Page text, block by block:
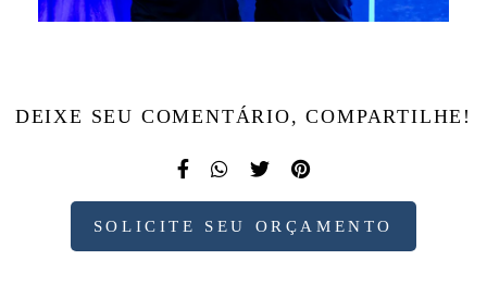
DEIXE SEU COMENTÁRIO, COMPARTILHE!
SOLICITE SEU ORÇAMENTO